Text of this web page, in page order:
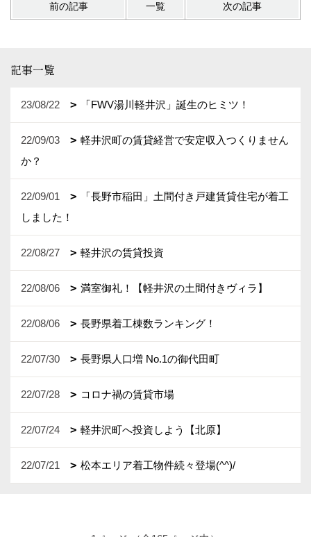
前の記事 一覧 次の記事
記事一覧
23/08/22 「FWV湯川軽井沢」誕生のヒミツ！
22/09/03
軽井沢町の賃貸経営で安定収入つくりません
か？
22/09/01
「長野市稲田」土間付き戸建賃貸住宅が着工
しました！
22/08/27 軽井沢の賃貸投資
22/08/06 満室御礼！【軽井沢の土間付きヴィラ】
22/08/06 長野県着工棟数ランキング！
22/07/30 長野県人口増 No.1の御代田町
22/07/28 コロナ禍の賃貸市場
22/07/24 軽井沢町へ投資しよう【北原】
22/07/21 松本エリア着工物件続々登場(^^)/